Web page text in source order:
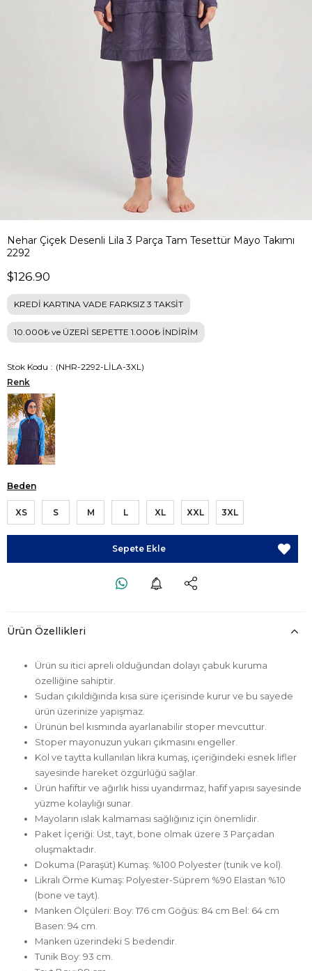
Nehar Çiçek Desenli Lila 3 Parça Tam Tesettür Mayo Takımı
2292
$126.90
KREDİ KARTINA VADE FARKSIZ 3 TAKSİT
10.000₺ ve ÜZERİ SEPETTE 1.000₺ İNDİRİM
Stok Kodu
(NHR-2292-LİLA-3XL)
Renk
Beden
XS S M L XL XXL 3XL
Ürün Özellikleri
Ürün su itici apreli olduğundan dolayı çabuk kuruma
özelliğine sahiptir.
Sudan çıkıldığında kısa süre içerisinde kurur ve bu sayede
ürün üzerinize yapışmaz.
Ürünün bel kısmında ayarlanabilir stoper mevcuttur.
Stoper mayonuzun yukarı çıkmasını engeller.
Kol ve taytta kullanılan likra kumaş, içeriğindeki esnek lifler
sayesinde hareket özgürlüğü sağlar.
Ürün hafiftir ve ağırlık hissi uyandırmaz, hafif yapısı sayesinde
yüzme kolaylığı sunar.
Mayoların ıslak kalmaması sağlığınız için önemlidir.
Paket İçeriği: Üst, tayt, bone olmak üzere 3 Parçadan
oluşmaktadır.
Dokuma (Paraşüt) Kumaş: %100 Polyester (tunik ve kol).
Likralı Örme Kumaş: Polyester-Süprem %90 Elastan %10
(bone ve tayt).
Manken Ölçüleri: Boy: 176 cm Göğüs: 84 cm Bel: 64 cm
Basen: 94 cm.
Manken üzerindeki S bedendir.
Tunik Boy: 93 cm.